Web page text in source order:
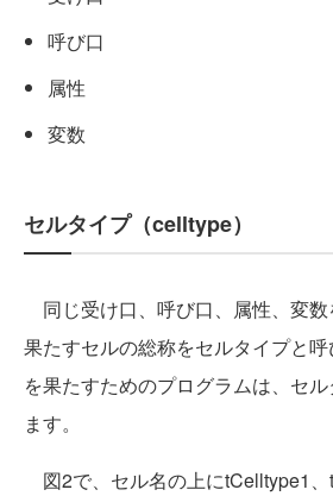
呼び口
属性
変数
セルタイプ（celltype）
同じ受け口、呼び口、属性、変
果たすセルの総称をセルタイプと
を果たすためのプログラムは、セ
ます。
図2で、セル名の上にtCelltype1